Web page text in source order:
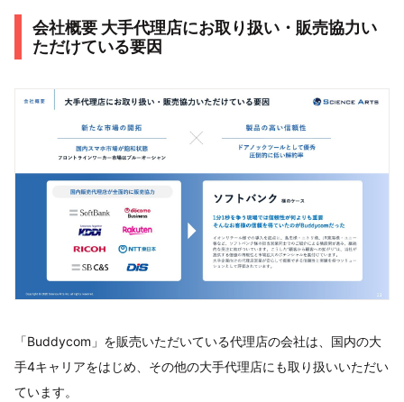
会社概要 大手代理店にお取り扱い・販売協力い
ただけている要因
「Buddycom」を販売いただいている代理店の会社は、国内の大
手4キャリアをはじめ、その他の大手代理店にも取り扱いいただい
ています。